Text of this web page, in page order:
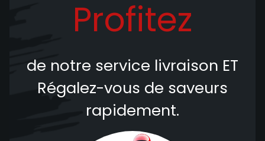
Profitez
de notre service livraison ET
Régalez-vous de saveurs
rapidement.